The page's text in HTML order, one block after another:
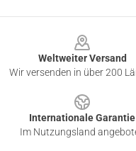
Weltweiter Versand
Wir versenden in über 200
Internationale Garantie
Im Nutzungsland